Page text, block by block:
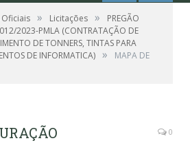
» Licitações »
PREGÃO
012/2023-PMLA (CONTRATAÇÃO DE
DE TONNERS, TINTAS PARA
DE INFORMATICA) »
MAPA DE
0